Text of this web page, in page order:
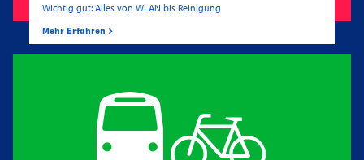
Wichtig gut: Alles von WLAN bis Reinigung
Mehr Erfahren